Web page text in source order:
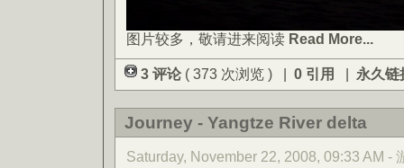
图片较多，敬请进来阅读 Read More...
3 评论 ( 373 次浏览 ) | 0 引用 | 永久链
Journey - Yangtze River delta
Saturday, November 22, 2008, 09:33 AM -